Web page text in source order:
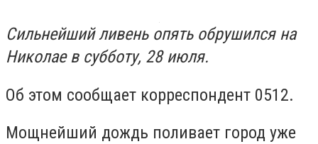
Сильнейший ливень опять обрушился на
Николае в субботу, 28 июля.
Об этом сообщает корреспондент 0512.
Мощнейший дождь поливает город уже